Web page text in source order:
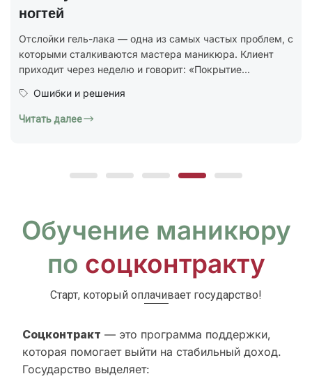
В 2025 году был утверждён новый национальный
стандарт ГОСТ Р 72319-2025 «Услуги бытовые.
Ногтевой сервис. Карты типовых технологических
процессов. Общие...
Юридическая грамотность
Обучение маникюру
по соцконтракту
Старт, который оплачивает государство!
Соцконтракт — это программа поддержки,
которая помогает выйти на стабильный доход.
Государство выделяет: